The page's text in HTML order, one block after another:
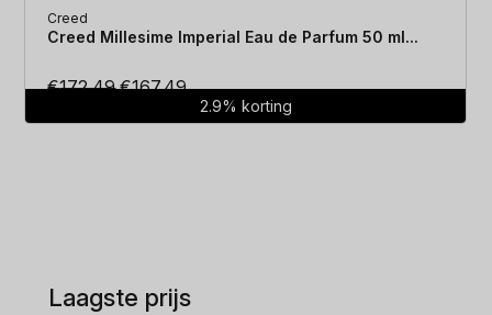
Creed
Creed Millesime Imperial Eau de Parfum 50 ml...
€172.49Oorspronkelijke
€167.49Huidige
prijs
2.9% korting
Laagste prijs